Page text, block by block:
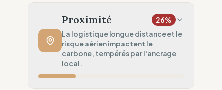
Slow Fashion (Permanent / Pré-commande)
Robustesse du Produit 100 %
Qualité supérieure (Workwear / Haute
densité)
Services Circulaires
Proximité 26%
La logistique longue distance et le
risque aérien impactent le
carbone, tempérés par l'ancrage
local.